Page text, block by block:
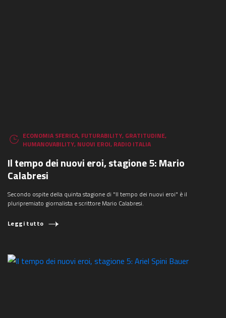
ECONOMIA SFERICA, FUTURABILITY, GRATITUDINE,
HUMANOVABILITY, NUOVI EROI, RADIO ITALIA
Il tempo dei nuovi eroi, stagione 5: Mario
Calabresi
Secondo ospite della quinta stagione di "Il tempo dei nuovi eroi" è il
pluripremiato giornalista e scrittore Mario Calabresi.
Leggi tutto